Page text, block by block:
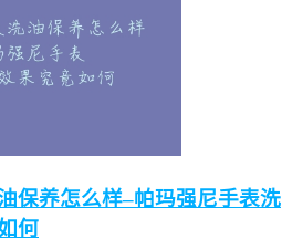
保养怎么样–帕玛强尼手表洗
何